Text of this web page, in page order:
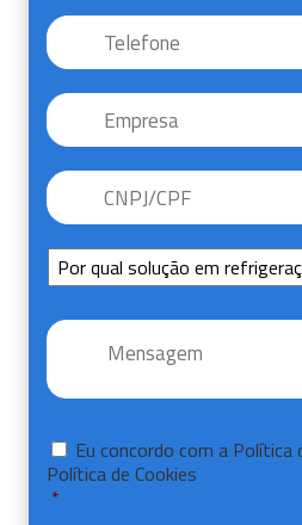
Telefone *
Empresa
CNPJ/CPF
Sem
Título
Mensagem *
Consentir
Eu concordo com a Política
Política de Cookies
*